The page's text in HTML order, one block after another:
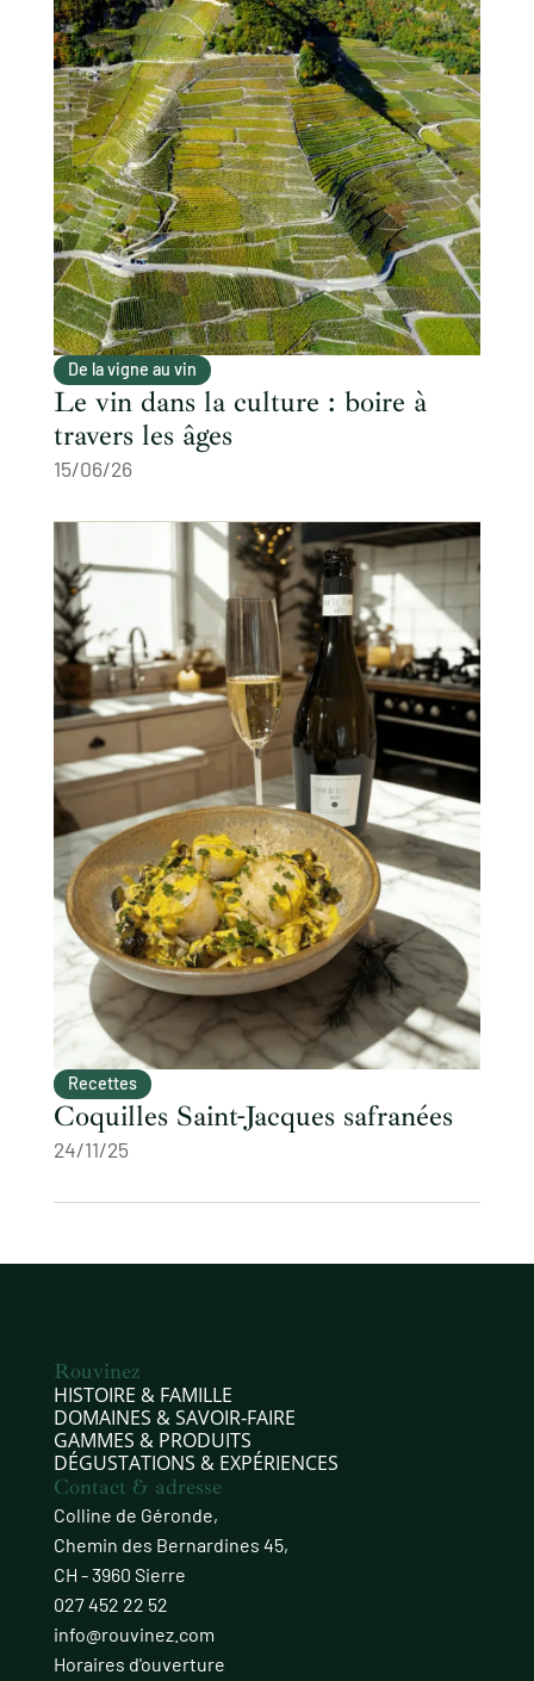
De la vigne au vin
Le vin dans la culture : boire à
travers les âges
15/06/26
Recettes
Coquilles Saint-Jacques safranées
24/11/25
Rouvinez
HISTOIRE & FAMILLE
DOMAINES & SAVOIR‑FAIRE
GAMMES & PRODUITS
DÉGUSTATIONS & EXPÉRIENCES
Contact & adresse
Colline de Géronde,
Chemin des Bernardines 45,
CH - 3960 Sierre
027 452 22 52
info@rouvinez.com
Horaires d'ouverture